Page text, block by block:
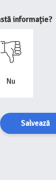
informație?
Nu
Salvează